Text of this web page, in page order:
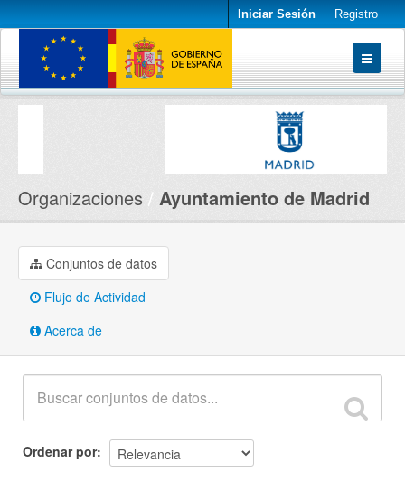
Iniciar Sesión Registro
Conjuntos de datos
Organizaciones Ayuntamiento de Madrid
Conjuntos de datos
Flujo de Actividad
Acerca de
Ordenar por